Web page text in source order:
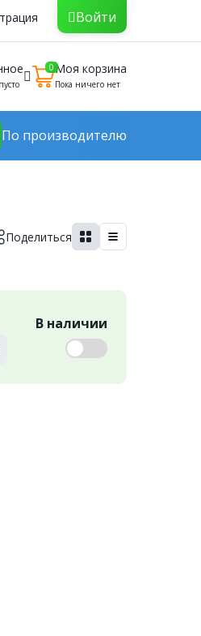
Войти
0Моя корзина
Пока ничего нет
По производителю
Поделиться
В наличии